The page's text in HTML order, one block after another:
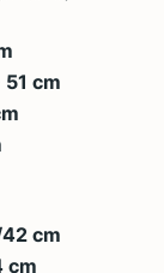
51 cm
cm
cm